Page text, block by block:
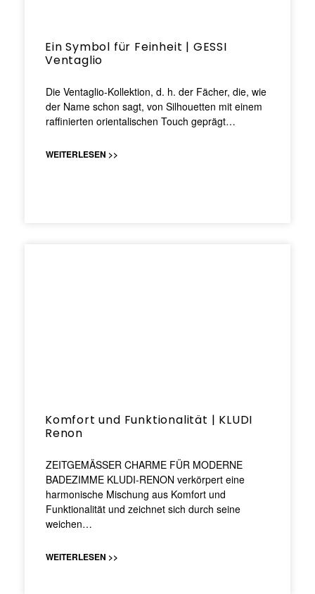
Ein Symbol für Feinheit | GESSI
Ventaglio
Die Ventaglio-Kollektion, d. h. der Fächer, die, wie
der Name schon sagt, von Silhouetten mit einem
raffinierten orientalischen Touch geprägt…
WEITERLESEN >>
Komfort und Funktionalität | KLUDI
Renon
ZEITGEMÄSSER CHARME FÜR MODERNE
BADEZIMME KLUDI-RENON verkörpert eine
harmonische Mischung aus Komfort und
Funktionalität und zeichnet sich durch seine
weichen…
WEITERLESEN >>